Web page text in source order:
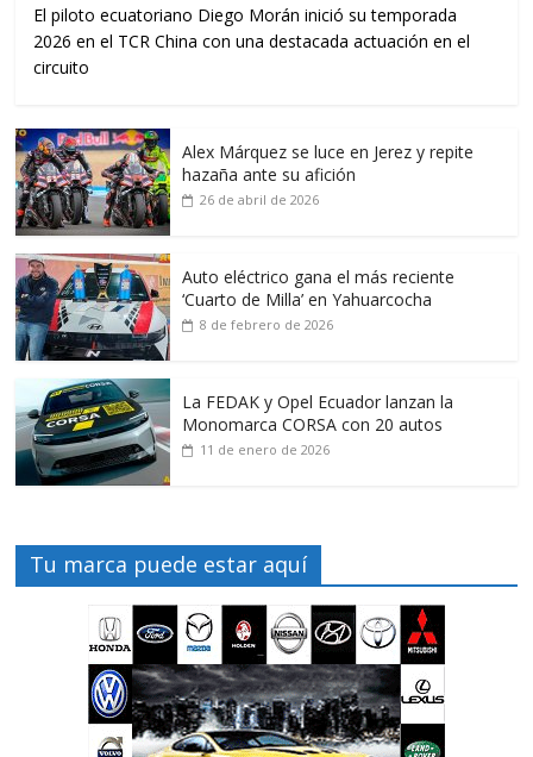
El piloto ecuatoriano Diego Morán inició su temporada
2026 en el TCR China con una destacada actuación en el
circuito
Alex Márquez se luce en Jerez y repite
hazaña ante su afición
26 de abril de 2026
Auto eléctrico gana el más reciente
‘Cuarto de Milla’ en Yahuarcocha
8 de febrero de 2026
La FEDAK y Opel Ecuador lanzan la
Monomarca CORSA con 20 autos
11 de enero de 2026
Tu marca puede estar aquí